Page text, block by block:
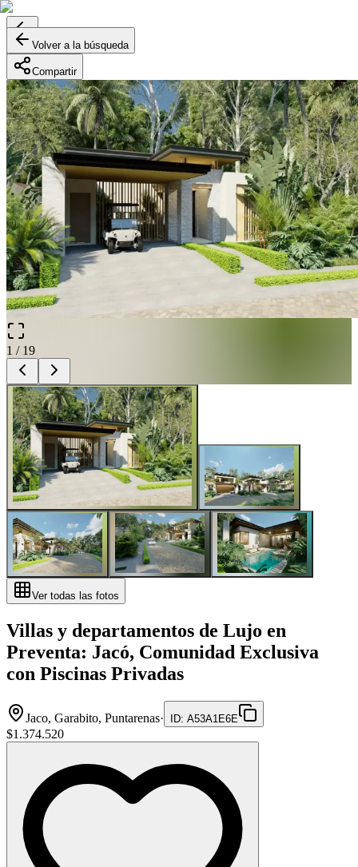
Volver a la búsqueda
Compartir
1 / 19
Ver todas las fotos
Villas y departamentos de Lujo en
Preventa: Jacó, Comunidad Exclusiva
con Piscinas Privadas
Jaco, Garabito, Puntarenas· ID: A53A1E6E
$1.374.520